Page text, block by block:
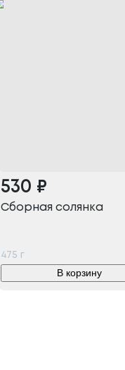
530 ₽
Сборная солянка
475 г
В корзину